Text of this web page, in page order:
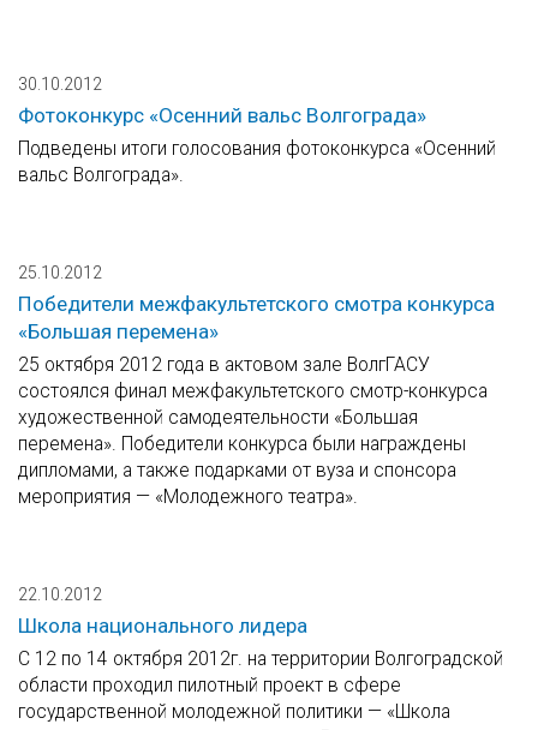
30.10.2012
Фотоконкурс «Осенний вальс Волгограда»
Подведены итоги голосования фотоконкурса «Осенний
вальс Волгограда».
25.10.2012
Победители межфакультетского смотра конкурса
«Большая перемена»
25 октября 2012 года в актовом зале ВолгГАСУ
состоялся финал межфакультетского смотр-конкурса
художественной самодеятельности «Большая
перемена». Победители конкурса были награждены
дипломами, а также подарками от вуза и спонсора
мероприятия — «Молодежного театра».
22.10.2012
Школа национального лидера
С 12 по 14 октября 2012г. на территории Волгоградской
области проходил пилотный проект в сфере
государственной молодежной политики — «Школа